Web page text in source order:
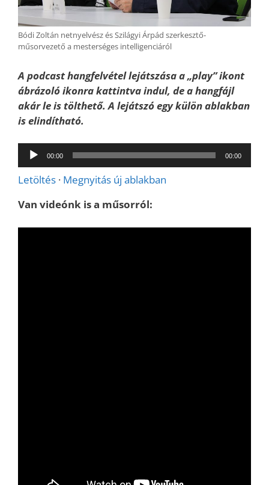
Bódi Zoltán netnyelvész és Szilágyi Árpád szerkesztő-
műsorvezető a mesterséges intelligenciáról
A podcast hangfelvétel lejátszása a „play” ikont
ábrázoló ikonra kattintva indul, de a hangfájl
akár le is tölthető. A lejátszó egy külön ablakban
is elindítható.
Audió
lejátszó
00:00 00:00
Letöltés · Megnyitás új ablakban
Van videónk is a műsorról: